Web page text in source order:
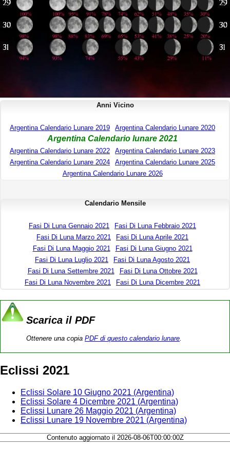
Anni Vicino
Argentina Calendario Lunare 2019 Argentina Calendario Lunare 2020
Argentina Calendario lunare 2021
Argentina Calendario Lunare 2022
Argentina Calendario Lunare 2023
Argentina Calendario Lunare 2024
Argentina Calendario Lunare 2025
Argentina Calendario Lunare 2026
Calendario Mensile
Fasi Di Luna Gennaio 2021
Fasi Di Luna Febbraio 2021
Fasi Di Luna Marzo 2021
Fasi Di Luna Aprile 2021
Fasi Di Luna Maggio 2021
Fasi Di Luna Giugno 2021
Fasi Di Luna Luglio 2021
Fasi Di Luna Agosto 2021
Fasi Di Luna Settembre 2021
Fasi Di Luna Ottobre 2021
Fasi Di Luna Novembre 2021
Fasi Di Luna Dicembre 2021
Scarica il PDF
Ottenere una copia PDF di questo calendario lunare.
Eclissi 2021
Eclissi Solare 10 Giugno 2021 (Argentina)
Eclissi Solare 4 Dicembre 2021 (Argentina)
Eclissi Lunare 26 Maggio 2021 (Argentina)
Eclissi Lunare 19 Novembre 2021 (Argentina)
Contenuto aggiornato il 2026-08-06T00:00:00Z